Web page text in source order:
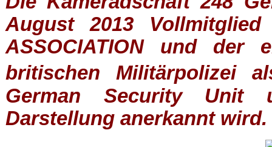
August 2013
ASSOCIATIONund der
britischen
Militärpolizei
German Security Unit
Darstellung anerkannt wird.